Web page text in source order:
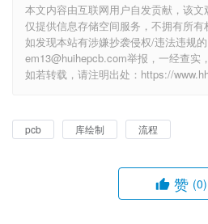
本文内容由互联网用户自发贡献，该
仅提供信息存储空间服务，不拥有所有
如发现本站有涉嫌抄袭侵权/违法违规
em13@huihepcb.com举报，一经查实
如若转载，请注明出处：https://
pcb 库绘制 流程
赞 (0)